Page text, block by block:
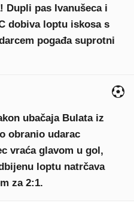
Dupli pas Ivanušeca i
dobiva loptu iskosa s
pogađa suprotni
ubačaja Bulata iz
obranio udarac
vraća glavom u gol,
loptu natrčava
za 2:1.